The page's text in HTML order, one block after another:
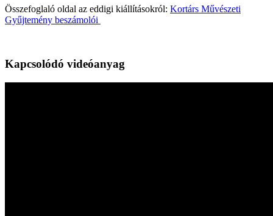
Összefoglaló oldal az eddigi kiállításokról: Kortárs Művészeti
Gyűjtemény beszámolói
Kapcsolódó videóanyag